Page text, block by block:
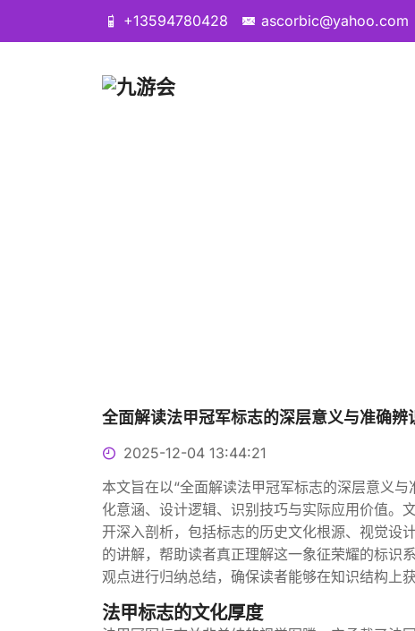
+13594780428 ascorbic@yahoo.com
全面解读法甲冠军标志的深层意义与准确
2025-12-04 13:44:21
本文旨在以“全面解读法甲冠军标志的深层意义
化意涵、设计逻辑、识别技巧与实际应用价值。
开深入剖析，包括标志的历史文化根源、视觉设
的讲解，帮助读者真正理解这一象征荣耀的标识
观点进行归纳总结，确保读者能够在知识结构上
法甲标志的文化厚度